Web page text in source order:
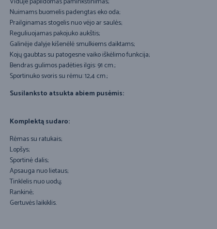
Nuimams buomelis padengtas eko oda;
Prailginamas stogelis nuo vėjo ar saulės;
Reguliuojamas pakojuko aukštis;
Galinėje dalyje kišenėlė smulkiems daiktams;
Kojų gaubtas su patogesne vaiko iškėlimo funkcija;
Bendras gulimos padėties ilgis: 91 cm.;
Sportinuko svoris su rėmu: 12,4 cm.;
Susilanksto atsukta abiem pusėmis:
Komplektą sudaro:
Rėmas su ratukais;
Lopšys;
Sportinė dalis;
Apsauga nuo lietaus;
Tinklelis nuo uodų;
Rankinė;
Gertuvės laikiklis.